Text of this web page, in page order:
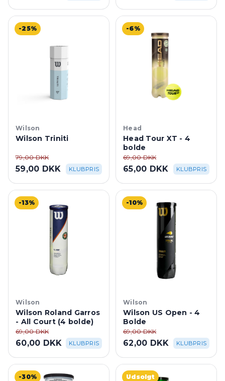
-25%
Wilson
Wilson Triniti
79,00 DKK
59,00 DKK KLUBPRIS
-6%
Head
Head Tour XT - 4
bolde
69,00 DKK
65,00 DKK KLUBPRIS
-13%
Wilson
Wilson Roland Garros
- All Court (4 bolde)
69,00 DKK
60,00 DKK KLUBPRIS
-10%
Wilson
Wilson US Open - 4
Bolde
69,00 DKK
62,00 DKK KLUBPRIS
-30% Udsolgt